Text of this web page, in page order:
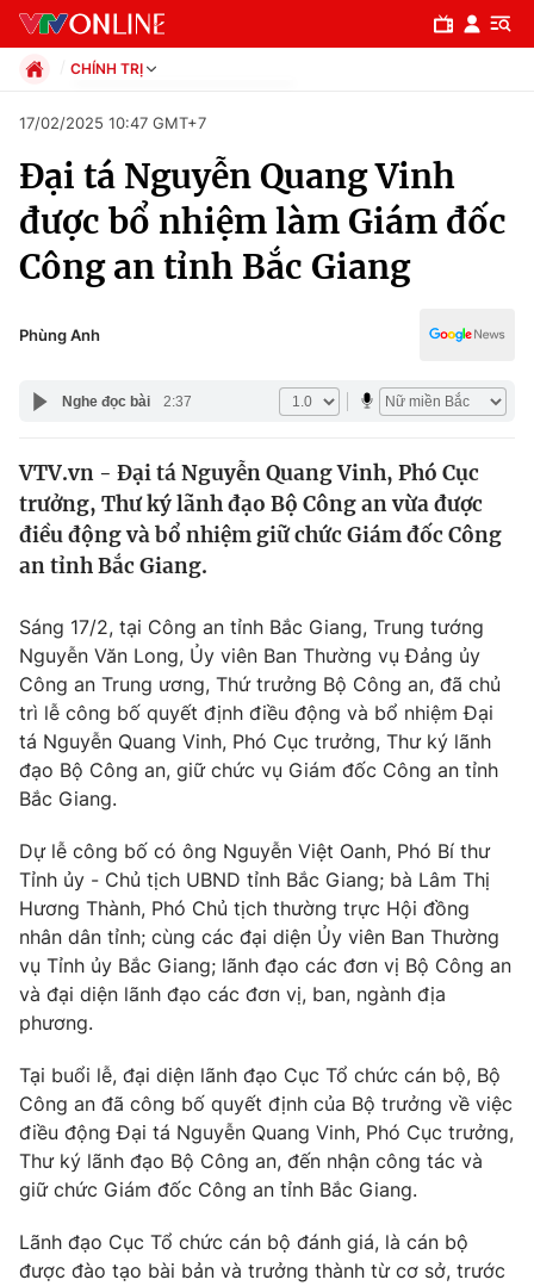
Chuyên mục
Chính trị
Thế giới
Tin tức
Câu chuyện quốc tế
Tài chính
Thị trường
Góc doanh nghiệp
Dữ liệu và đời sống
Truyền hình
Phim VTV
Nhân vật
Khán giả
Giải sao mai
Giải trí
Điện ảnh
Âm nhạc
Sao
Đời sống
Du lịch
Làm đẹp
Chất lượng cuộc sống
Giáo dục
Tuyển sinh
Học trực tuyến
Công nghệ
Sản phẩm
Thị trường
Tư vấn
Giao lưu trực tuyến
Lịch phát sóng
Emagazine Podcast
CHÍNH TRỊ
Xã hội
Pháp luật
Thể thao
Truyền hình
Văn hóa - Giải trí
Giáo dục
17/02/2025 10:47 GMT+7
Đại tá Nguyễn Quang Vinh
được bổ nhiệm làm Giám đốc
Công an tỉnh Bắc Giang
Phùng Anh
Nghe đọc bài 2:37
VTV.vn - Đại tá Nguyễn Quang Vinh, Phó Cục
trưởng, Thư ký lãnh đạo Bộ Công an vừa được
điều động và bổ nhiệm giữ chức Giám đốc Công
an tỉnh Bắc Giang.
Sáng 17/2, tại Công an tỉnh Bắc Giang, Trung tướng
Nguyễn Văn Long, Ủy viên Ban Thường vụ Đảng ủy
Công an Trung ương, Thứ trưởng Bộ Công an, đã chủ
trì lễ công bố quyết định điều động và bổ nhiệm Đại
tá Nguyễn Quang Vinh, Phó Cục trưởng, Thư ký lãnh
đạo Bộ Công an, giữ chức vụ Giám đốc Công an tỉnh
Bắc Giang.
Dự lễ công bố có ông Nguyễn Việt Oanh, Phó Bí thư
Tỉnh ủy - Chủ tịch UBND tỉnh Bắc Giang; bà Lâm Thị
Hương Thành, Phó Chủ tịch thường trực Hội đồng
nhân dân tỉnh; cùng các đại diện Ủy viên Ban Thường
vụ Tỉnh ủy Bắc Giang; lãnh đạo các đơn vị Bộ Công an
và đại diện lãnh đạo các đơn vị, ban, ngành địa
phương.
Tại buổi lễ, đại diện lãnh đạo Cục Tổ chức cán bộ, Bộ
Công an đã công bố quyết định của Bộ trưởng về việc
điều động Đại tá Nguyễn Quang Vinh, Phó Cục trưởng,
Thư ký lãnh đạo Bộ Công an, đến nhận công tác và
giữ chức Giám đốc Công an tỉnh Bắc Giang.
Lãnh đạo Cục Tổ chức cán bộ đánh giá, là cán bộ
được đào tạo bài bản và trưởng thành từ cơ sở, trước